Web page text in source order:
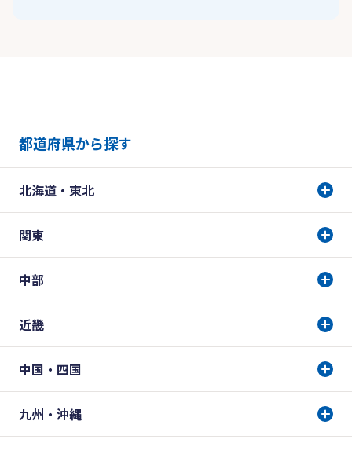
都道府県から探す
北海道・東北
関東
中部
近畿
中国・四国
九州・沖縄